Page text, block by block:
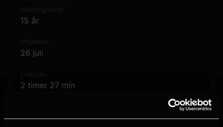
15 år
26 juli
2 timer 27 min
Ari Aster
en del av festligheter som gjør det
paradis turistene så for seg. «Hereditary»-
MIDSOMMAR en fryktinngytende og mørkt